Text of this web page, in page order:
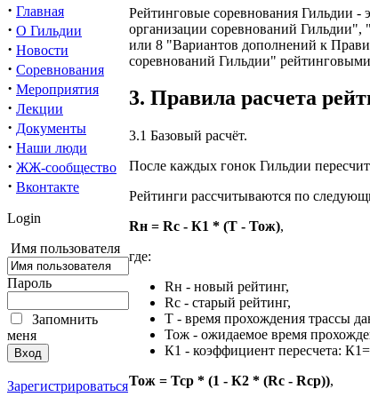
· Главная
· О Гильдии
· Новости
· Соревнования
· Мероприятия
· Лекции
· Документы
· Наши люди
· ЖЖ-сообщество
· Вконтакте
Login
Имя пользователя
Пароль
Запомнить
меня
Зарегистрироваться
Рейтинговые соревнования Гильдии
организации соревнований Гильдии",
или 8 "Вариантов дополнений к
соревнований Гильдии"
3. Правила расчета
3.1 Базовый расчёт.
После каждых гонок Гильдии
Рейтинги рассчитываются по
Rн = Rс - К1 * (Т - Тож),
где:
Rн - новый рейтинг,
Rс - старый рейтинг,
T - время прохождения трассы
Тож - ожидаемое время
К1 - коэффициент пересчета:
Тож = Тср * (1 - К2 * (Rс - Rср)),